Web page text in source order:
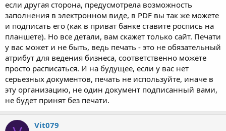
Vit079, как правило, сейчас договора заполняют в PDF,
если другая сторона, предусмотрела возможность
заполнения в электронном виде, в PDF вы так же можете
и подписать его (как в приват банке ставите роспись на
планшете). Но все детали, вам скажет только сайт. Печати
у вас может и не быть, ведь печать - это не обязательный
атрибут для ведения бизнеса, соответственно можете
просто расписаться. И на будущее, если у вас нет
серьезных документов, печать не используйте, иначе в
эту организацию, не один документ подписанный вами,
не будет принят без печати.